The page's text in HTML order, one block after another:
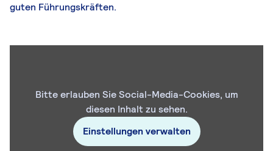
guten Führungskräften.
Bitte erlauben Sie Social-Media-Cookies, um
diesen Inhalt zu sehen.
Einstellungen verwalten